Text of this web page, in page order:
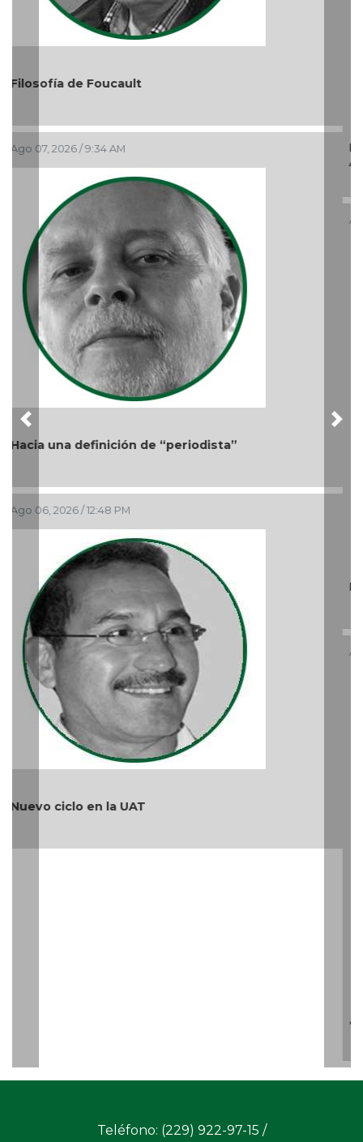
El debate de la Protección de los Derechos de las
Audiencias
Ago 05, 2026 / 11:33 AM
Más cambios en el gobierno de AVA
Ago 05, 2026 / 9:42 AM
¿Quién es periodista?
Previous